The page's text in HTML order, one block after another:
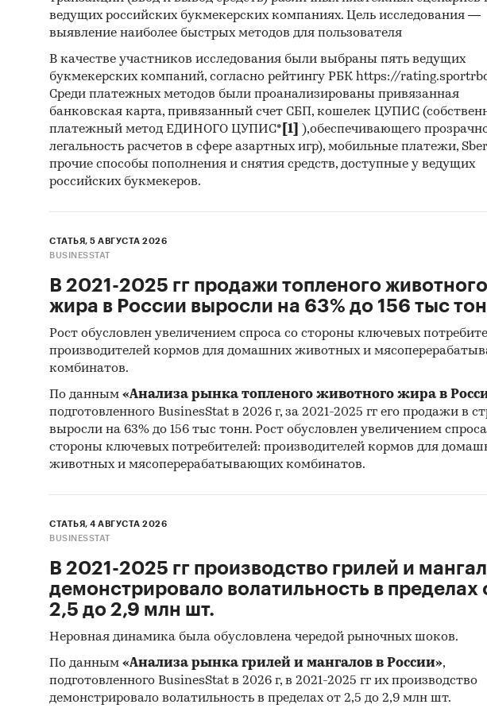
ведущих российских букмекерских компаниях. Цель исследования —
выявление наиболее быстрых методов для пользователя
В качестве участников исследования были выбраны пять ведущих
букмекерских компаний, согласно рейтингу РБК https://
Среди платежных методов были проанализированы привязанная
банковская карта, привязанный счет СБП, кошелек ЦУПИС
платежный метод ЕДИНОГО ЦУПИС* [1]
),обеспечивающего
легальность расчетов в сфере азартных игр), мобильные платежи,
прочие способы пополнения и снятия средств, доступные у ведущих
российских букмекеров.
СТАТЬЯ, 5 АВГУСТА 2026
BUSINESSTAT
В 2021-2025 гг продажи топленого животного
жира в России выросли на 63% до 156 тыс
Рост обусловлен увеличением спроса со стороны ключевых
производителей кормов для домашних животных и
комбинатов.
По данным «Анализа рынка топленого животного жира в
подготовленного BusinesStat в 2026 г, за 2021-2025 гг его продажи в
выросли на 63% до 156 тыс тонн. Рост обусловлен увеличением
стороны ключевых потребителей: производителей кормов для
животных и мясоперерабатывающих комбинатов.
СТАТЬЯ, 4 АВГУСТА 2026
BUSINESSTAT
В 2021-2025 гг производство грилей и
демонстрировало волатильность в пределах
2,5 до 2,9 млн шт.
Неровная динамика была обусловлена чередой рыночных шоков.
По данным «Анализа рынка грилей и мангалов в России»,
подготовленного BusinesStat в 2026 г, в 2021-2025 гг их производство
демонстрировало волатильность в пределах от 2,5 до 2,9 млн шт.